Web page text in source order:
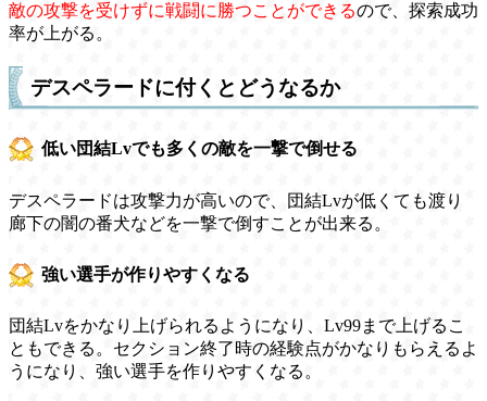
敵の攻撃を受けずに戦闘に勝つことができるので、探索成功
率が上がる。
デスペラードに付くとどうなるか
低い団結Lvでも多くの敵を一撃で倒せる
デスペラードは攻撃力が高いので、団結Lvが低くても渡り
廊下の闇の番犬などを一撃で倒すことが出来る。
強い選手が作りやすくなる
団結Lvをかなり上げられるようになり、Lv99まで上げるこ
ともできる。セクション終了時の経験点がかなりもらえるよ
うになり、強い選手を作りやすくなる。